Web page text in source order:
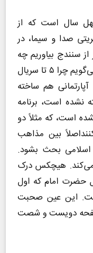
سال است که از
صدا و سیما، در
سنندج بیاوریم چه
کار دیگری برای تقریب انجام شده است؟ نمی‌گویم چرا ۵ تا سریال
هم ساخته
نشده است، برنامه
است، که مثلاً دو
بین مذاهب
اسلامی بحث بشود.
هیچکس درک
حضرت امام که اول
این عین صحبت
دویست و شصت